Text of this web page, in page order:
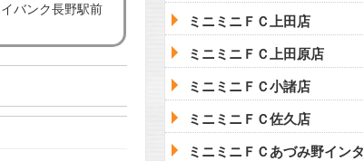
バンク長野駅前
ミニミニＦＣ上田店
ミニミニＦＣ上田原店
ミニミニＦＣ小諸店
ミニミニＦＣ佐久店
ミニミニＦＣあづみ野インタ